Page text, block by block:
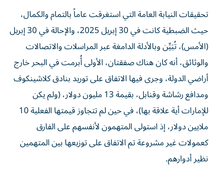
تحقيقات النيابة العامة التي استغرقت عاماً بالتمام والكمال،
حيث الضبطية كانت في 30 إبريل 2025، والإحالة في 30 إبريل
(الأمس)، تُبَيِّن وبالأدلة الدامغة عبر المراسلات والاتصالات
والوثائق، أنه كان هناك صفقتان، الأولى أُبرمت في البحر خارج
أراضي الدولة، وجرى فيها الاتفاق على توريد بنادق كلاشينكوف
ومدافع رشاشة وقنابل، بقيمة 13 مليون دولار، (ولم يكن
للإمارات أية علاقة بها)، في حين لم تتجاوز قيمتها الفعلية 10
ملايين دولار، إذ استولى المتهمون لأنفسهم على الفارق
كعمولات غير مشروعة تم الاتفاق على توزيعها بين المتهمين
نظير أدوارهم.